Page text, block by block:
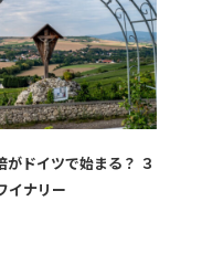
がドイツで始まる？ ３
イナリー